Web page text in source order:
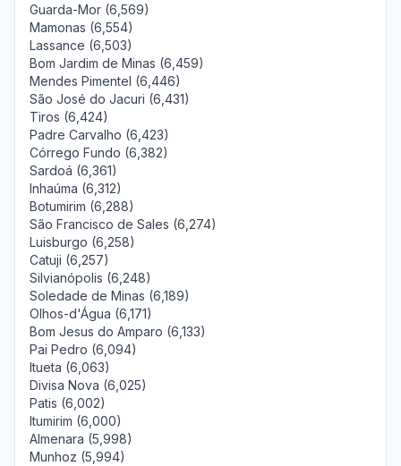
Guarda-Mor (6,569)
Mamonas (6,554)
Lassance (6,503)
Bom Jardim de Minas (6,459)
Mendes Pimentel (6,446)
São José do Jacuri (6,431)
Tiros (6,424)
Padre Carvalho (6,423)
Córrego Fundo (6,382)
Sardoá (6,361)
Inhaúma (6,312)
Botumirim (6,288)
São Francisco de Sales (6,274)
Luisburgo (6,258)
Catuji (6,257)
Silvianópolis (6,248)
Soledade de Minas (6,189)
Olhos-d'Água (6,171)
Bom Jesus do Amparo (6,133)
Pai Pedro (6,094)
Itueta (6,063)
Divisa Nova (6,025)
Patis (6,002)
Itumirim (6,000)
Almenara (5,998)
Munhoz (5,994)